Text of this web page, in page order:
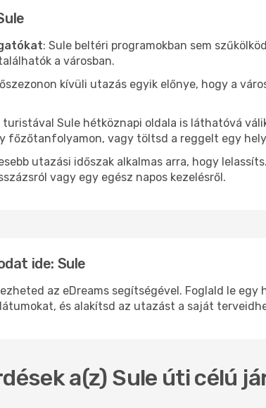
: Sule beltéri programokban sem
a városban.
kívüli utazás egyik előnye, hogy a
turistával Sule hétköznapi oldala is láthatóvá
főzőtanfolyamon, vagy töltsd a reggelt egy
utazási időszak alkalmas arra, hogy
vagy egy egész napos kezelésről.
ide: Sule
az eDreams segítségével. Foglald le
és alakítsd az utazást a saját
a(z) Sule úti célú